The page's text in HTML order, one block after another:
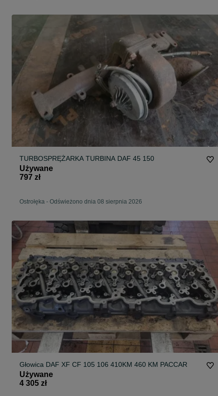
TURBOSPRĘŻARKA TURBINA DAF 45 150
Używane
797 zł
Ostrołęka - Odświeżono dnia 08 sierpnia 2026
Głowica DAF XF CF 105 106 410KM 460 KM PACCAR
Używane
4 305 zł